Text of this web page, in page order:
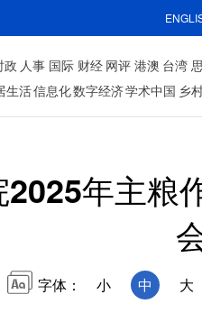
政 人事 国际 财经 网评 港澳 台湾
生活信息化数字经济学术中国 乡
年主粮
字体： 小 中 大